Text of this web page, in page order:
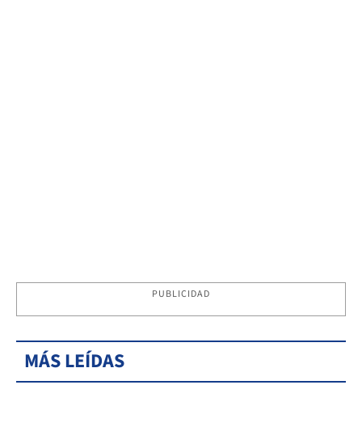
PUBLICIDAD
MÁS LEÍDAS